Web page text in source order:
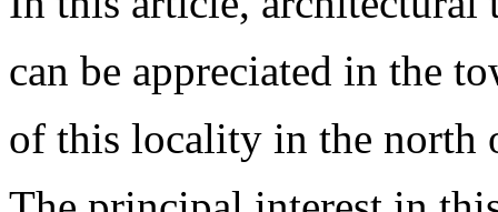
can be appreciated in the
of this locality in the north